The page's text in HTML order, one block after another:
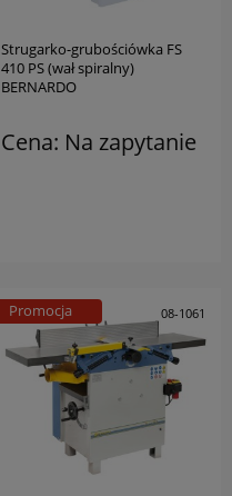
Strugarko-grubościówka FS
410 PS (wał spiralny)
BERNARDO
Cena: Na zapytanie
08-1061
Promocja